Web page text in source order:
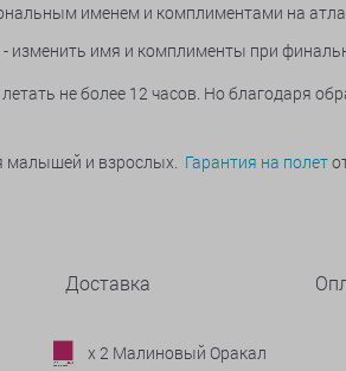
именем и комплиментами на
- изменить имя и комплименты при
не более 12 часов. Но благодаря
малышей и взрослых. Гарантия на полет
Доставка
x 2 Малиновый Оракал